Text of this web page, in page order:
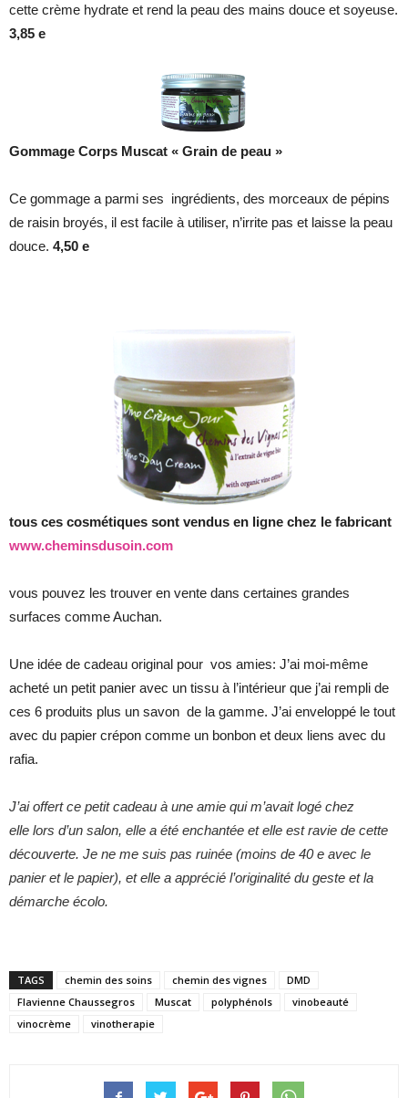
cette crème hydrate et rend la peau des mains douce et soyeuse.
3,85 e
Gommage Corps Muscat « Grain de peau »
Ce gommage a parmi ses ingrédients, des morceaux de pépins
de raisin broyés, il est facile à utiliser, n’irrite pas et laisse la peau
douce. 4,50 e
tous ces cosmétiques sont vendus en ligne chez le fabricant
www.cheminsdusoin.com
vous pouvez les trouver en vente dans certaines grandes
surfaces comme Auchan.
Une idée de cadeau original pour vos amies: J’ai moi-même
acheté un petit panier avec un tissu à l’intérieur que j’ai rempli de
ces 6 produits plus un savon de la gamme. J’ai enveloppé le tout
avec du papier crépon comme un bonbon et deux liens avec du
rafia.
J’ai offert ce petit cadeau à une amie qui m’avait logé chez
elle lors d’un salon, elle a été enchantée et elle est ravie de cette
découverte. Je ne me suis pas ruinée (moins de 40 e avec le
panier et le papier), et elle a apprécié l’originalité du geste et la
démarche écolo.
TAGS chemin des soins chemin des vignes
DMD
Flavienne Chaussegros
Muscat polyphénols
vinobeauté
vinocrème
vinotherapie